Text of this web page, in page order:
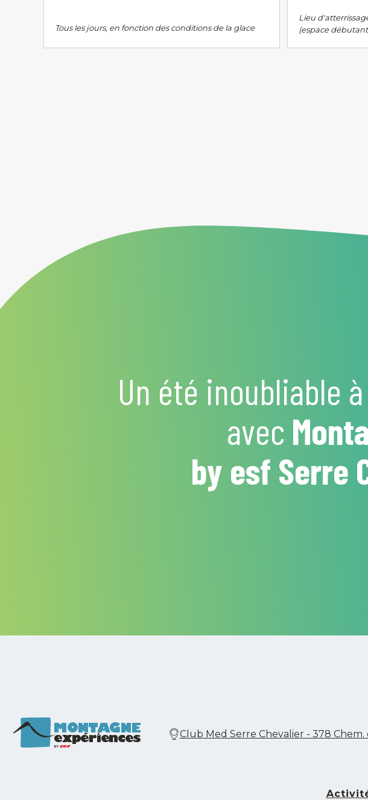
Tous les jours, en fonction des conditions de la glace
Lieu
(espace
Un été inoubliable
avec
by esf Serre
Club Med Serre Chevalier - 378 Chem.